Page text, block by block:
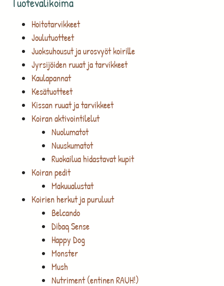
Hoitotarvikkeet
Joulutuotteet
Juoksuhousut ja urosvyöt koirille
Jyrsijöiden ruuat ja tarvikkeet
Kaulapannat
Kesätuotteet
Kissan ruuat ja tarvikkeet
Koiran aktivointilelut
Nuolumatot
Nuuskumatot
Ruokailua hidastavat kupit
Koiran pedit
Makuualustat
Koirien herkut ja puruluut
Belcando
Dibaq Sense
Happy Dog
Monster
Mush
Nutriment (entinen RAUH!)